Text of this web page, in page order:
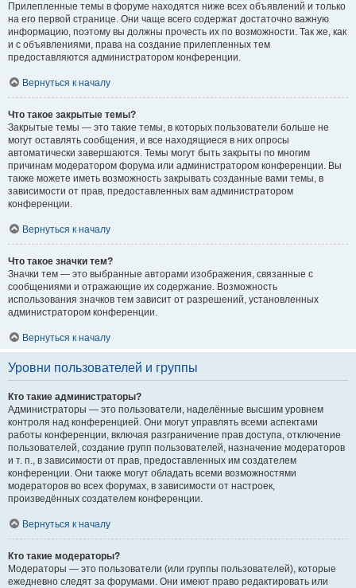
Прилепленные темы в форуме находятся ниже всех объявлений и только
на его первой странице. Они чаще всего содержат достаточно важную
информацию, поэтому вы должны прочесть их по возможности. Так же, как
и с объявлениями, права на создание прилепленных тем
предоставляются администратором конференции.
Вернуться к началу
Что такое закрытые темы?
Закрытые темы — это такие темы, в которых пользователи больше не
могут оставлять сообщения, и все находящиеся в них опросы
автоматически завершаются. Темы могут быть закрыты по многим
причинам модератором форума или администратором конференции. Вы
также можете иметь возможность закрывать созданные вами темы, в
зависимости от прав, предоставленных вам администратором
конференции.
Вернуться к началу
Что такое значки тем?
Значки тем — это выбранные авторами изображения, связанные с
сообщениями и отражающие их содержание. Возможность
использования значков тем зависит от разрешений, установленных
администратором конференции.
Вернуться к началу
Уровни пользователей и группы
Кто такие администраторы?
Администраторы — это пользователи, наделённые высшим уровнем
контроля над конференцией. Они могут управлять всеми аспектами
работы конференции, включая разграничение прав доступа, отключение
пользователей, создание групп пользователей, назначение модераторов
и т. п., в зависимости от прав, предоставленных им создателем
конференции. Они также могут обладать всеми возможностями
модераторов во всех форумах, в зависимости от настроек,
произведённых создателем конференции.
Вернуться к началу
Кто такие модераторы?
Модераторы — это пользователи (или группы пользователей), которые
ежедневно следят за форумами. Они имеют право редактировать или